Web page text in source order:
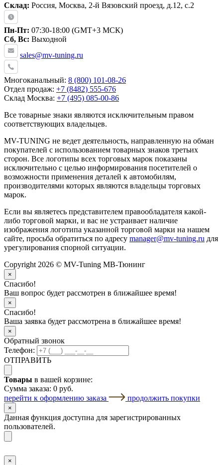
Склад: Россия, Москва, 2-й Вязовский проезд, д.12, с.2
Пн-Пт: 07:30-18:00 (GMT+3 МСК)
Сб, Вс: Выходной
sales@mv-tuning.ru
Многоканальный: 8 (800) 101-08-26
Отдел продаж: +7 (8482) 555-676
Склад Москва: +7 (495) 085-00-86
Все товарные знаки являются исключительным правом
соответствующих владельцев.
MV-TUNING не ведет деятельность, направленную на обман
покупателей с использованием товарных знаков третьих
сторон. Все логотипы всех торговых марок показаны
исключительно с целью информирования посетителей о
возможности применения деталей к автомобилям,
производителями которых являются владельцы торговых
марок.
Если вы являетесь представителем правообладателя какой-
либо торговой марки, и вас не устраивает наличие
изображения логотипа указанной торговой марки на нашем
сайте, просьба обратиться по адресу manager@mv-tuning.ru для
урегулирования спорной ситуации.
Copyright 2026 © MV-Tuning МВ-Тюнинг
×
Спасибо!
Ваш вопрос будет рассмотрен в ближайшее время!
×
Спасибо!
Ваша заявка будет рассмотрена в ближайшее время!
×
Обратный звонок
Телефон:
ОТПРАВИТЬ
Товары в вашей корзине:
Сумма заказа: 0 руб.
перейти к оформлению заказа
продолжить покупки
×
Данная функция доступна для зарегистрированных
пользователей.
×